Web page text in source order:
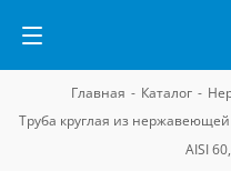
Главная - Каталог -
Труба круглая из нержавеющей
AISI